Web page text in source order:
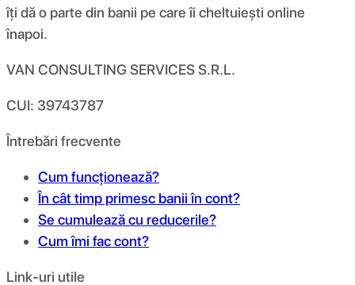
îți dă o parte din banii pe care îi cheltuiești online
înapoi.
VAN CONSULTING SERVICES S.R.L.
CUI: 39743787
Întrebări frecvente
Cum funcționează?
În cât timp primesc banii în cont?
Se cumulează cu reducerile?
Cum îmi fac cont?
Link-uri utile